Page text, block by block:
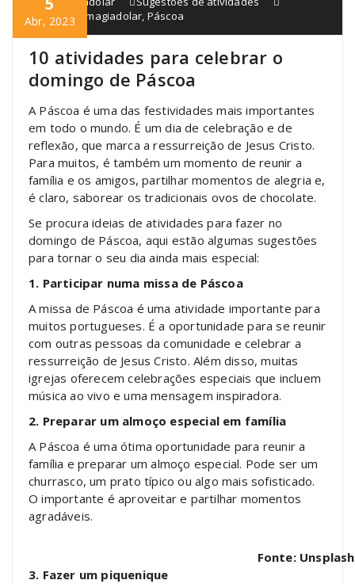
Abr, 2023
Atividades
magiadolar, Páscoa
10 atividades para celebrar o
domingo de Páscoa
A Páscoa é uma das festividades mais importantes
em todo o mundo. É um dia de celebração e de
reflexão, que marca a ressurreição de Jesus Cristo.
Para muitos, é também um momento de reunir a
família e os amigos, partilhar momentos de alegria e,
é claro, saborear os tradicionais ovos de chocolate.
Se procura ideias de atividades para fazer no
domingo de Páscoa, aqui estão algumas sugestões
para tornar o seu dia ainda mais especial:
1. Participar numa missa de Páscoa
A missa de Páscoa é uma atividade importante para
muitos portugueses. É a oportunidade para se reunir
com outras pessoas da comunidade e celebrar a
ressurreição de Jesus Cristo. Além disso, muitas
igrejas oferecem celebrações especiais que incluem
música ao vivo e uma mensagem inspiradora.
2. Preparar um almoço especial em família
A Páscoa é uma ótima oportunidade para reunir a
família e preparar um almoço especial. Pode ser um
churrasco, um prato típico ou algo mais sofisticado.
O importante é aproveitar e partilhar momentos
agradáveis.
Fonte: Unsplash
3. Fazer um piquenique